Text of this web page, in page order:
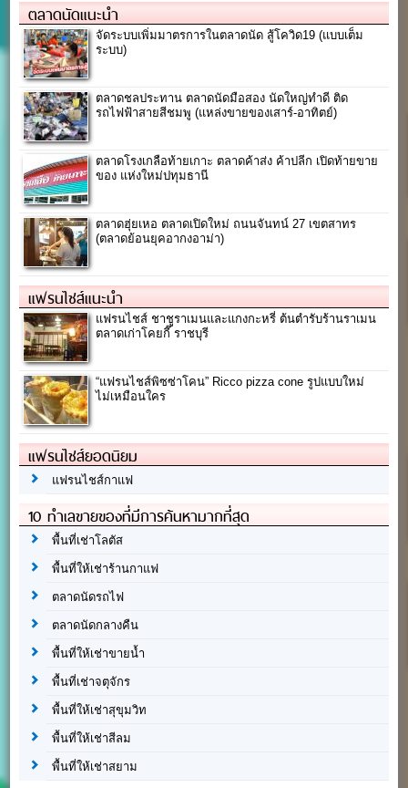
ตลาดนัดแนะนำ
จัดระบบเพิ่มมาตรการในตลาดนัด สู้โควิด19 (แบบเต็ม
ระบบ)
ตลาดชลประทาน ตลาดนัดมือสอง นัดใหญ่ทำดี ติด
รถไฟฟ้าสายสีชมพู (แหล่งขายของเสาร์-อาทิตย์)
ตลาดโรงเกลือท้ายเกาะ ตลาดค้าส่ง ค้าปลีก เปิดท้ายขาย
ของ แห่งใหม่ปทุมธานี
ตลาดฮุ่ยเหอ ตลาดเปิดใหม่ ถนนจันทน์ 27 เขตสาทร
(ตลาดย้อนยุคอากงอาม่า)
แฟรนไชส์แนะนำ
แฟรนไชส์ ชาชูราเมนและแกงกะหรี่ ต้นตำรับร้านราเมน
ตลาดเก่าโคยกี๊ ราชบุรี
“แฟรนไชส์พิซซ่าโคน” Ricco pizza cone รูปแบบใหม่
ไม่เหมือนใคร
แฟรนไชส์ยอดนิยม
แฟรนไชส์กาแฟ
10 ทำเลขายของที่มีการค้นหามากที่สุด
พื้นที่เช่าโลตัส
พื้นที่ให้เช่าร้านกาแฟ
ตลาดนัดรถไฟ
ตลาดนัดกลางคืน
พื้นที่ให้เช่าขายน้ำ
พื้นที่เช่าจตุจักร
พื้นที่ให้เช่าสุขุมวิท
พื้นที่ให้เช่าสีลม
พื้นที่ให้เช่าสยาม